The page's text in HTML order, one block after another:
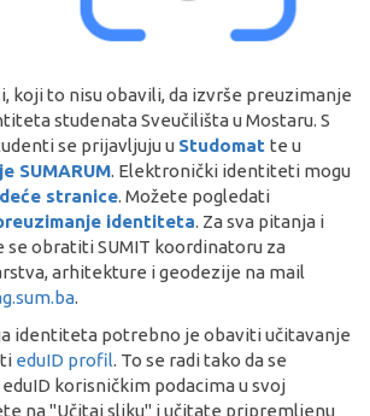
koji to nisu obavili, da izvrše preuzimanje
studenata Sveučilišta u Mostaru. S
se prijavljuju u Studomat te u
SUMARUM. Elektronički identiteti mogu
stranice. Možete pogledati
identiteta. Za sva pitanja i
obratiti SUMIT koordinatoru za
arhitekture i geodezije na mail
.
identiteta potrebno je obaviti učitavanje
eduID profil. To se radi tako da se
korisničkim podacima u svoj
na "Učitaj sliku" i učitate pripremljenu